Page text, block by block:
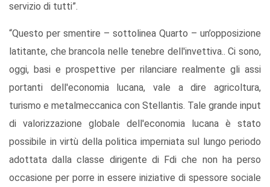
servizio di tutti”.
“Questo per smentire – sottolinea Quarto – un’opposizione
latitante, che brancola nelle tenebre dell'invettiva.. Ci sono,
oggi, basi e prospettive per rilanciare realmente gli assi
portanti dell'economia lucana, vale a dire agricoltura,
turismo e metalmeccanica con Stellantis. Tale grande input
di valorizzazione globale dell'economia lucana è stato
possibile in virtù della politica imperniata sul lungo periodo
adottata dalla classe dirigente di Fdi che non ha perso
occasione per porre in essere iniziative di spessore sociale